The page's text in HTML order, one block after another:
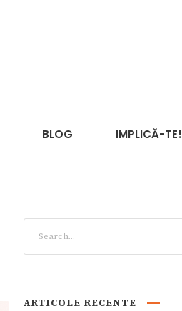
BLOG IMPLICĂ-TE!
ARTICOLE RECENTE